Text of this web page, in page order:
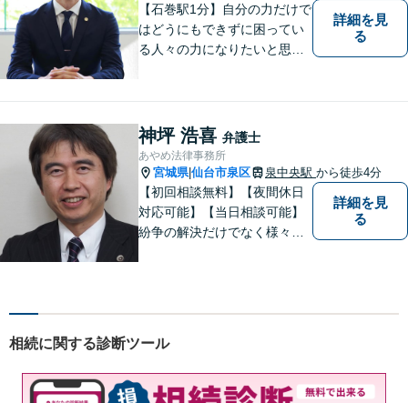
【石巻駅1分】自分の力だけで
はどうにもできずに困ってい
る人々の力になりたいと思い
決ができるよう、サポートい
たします。ぜひ一度ご相談く
ださい。
詳細を見
る
神坪 浩喜 弁護士
あやめ法律事務所
宮城県|仙台市泉区 泉中央駅 から徒歩4分
【初回相談無料】【夜間休日
対応可能】【当日相談可能】
紛争の解決だけでなく様々な
是非一度ご相談ください。
詳細を見
る
相続に関する診断ツール